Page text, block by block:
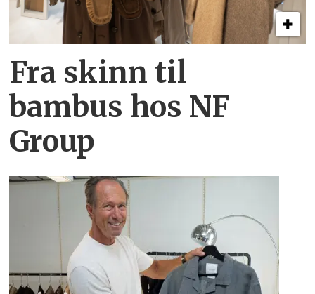
Fra skinn til
bambus hos NF
Group